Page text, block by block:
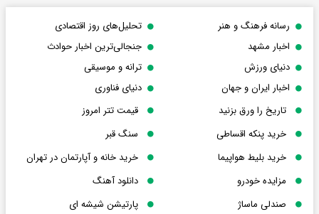
رسانه فرهنگ و هنر
تحلیل‌های روز اقتصادی
اخبار مشهد
جنجالی‌ترین اخبار حوادث
دنیای ورزش
ترانه و موسیقی
اخبار ایران و جهان
دنیای فناوری
تاریخ را ورق بزنید
قیمت تتر امروز
خرید پنکه اقساطی
سنگ قبر
خرید بلیط هواپیما
خرید خانه و آپارتمان در تهران
مزایده خودرو
دانلود آهنگ
صندلی ماساژ
پارتیشن شیشه ای